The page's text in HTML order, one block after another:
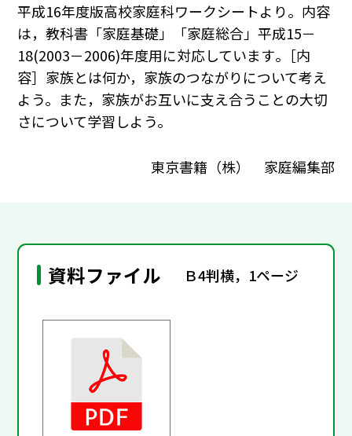
平成16年度版高校家庭科ワークシートより。内容
は，教科書「家庭基礎」「家庭総合」平成15－
18(2003－2006)年度用に対応しています｡［内
容］家族とは何か，家族のつながりについて考え
よう。また，家族がお互いに支え合うことの大切
さについて学習しよう。
東京書籍（株） 家庭編集部
資料ファイル Ｂ4判横，1ページ